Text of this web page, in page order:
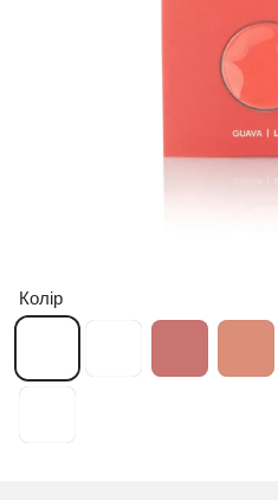
Колір